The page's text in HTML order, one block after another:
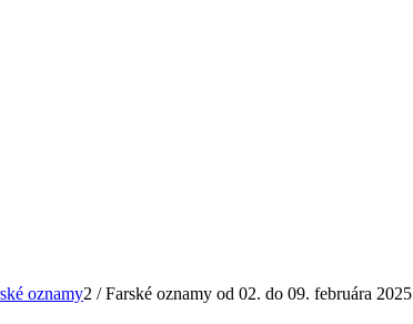
oznamy2 / Farské oznamy od 02. do 09. februára 2025